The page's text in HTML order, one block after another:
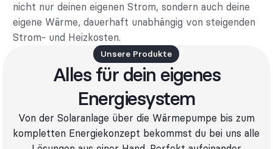
nicht nur deinen eigenen Strom, sondern auch deine
eigene Wärme, dauerhaft unabhängig von steigenden
Strom- und Heizkosten.
Unsere Produkte
Alles für dein eigenes
Energiesystem
Von der Solaranlage über die Wärmepumpe bis zum
kompletten Energiekonzept bekommst du bei uns alle